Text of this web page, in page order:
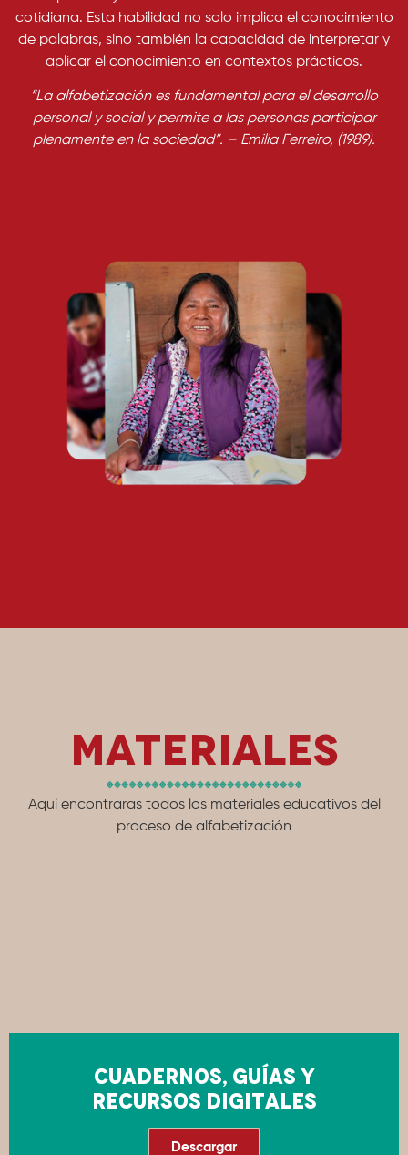
cotidiana. Esta habilidad no solo implica el conocimiento
de palabras, sino también la capacidad de interpretar y
aplicar el conocimiento en contextos prácticos.
“La alfabetización es fundamental para el desarrollo
personal y social y permite a las personas participar
plenamente en la sociedad”. – Emilia Ferreiro, (1989).
Materiales
Aquí encontraras todos los materiales educativos del
proceso de alfabetización
CUADERNOS, GUÍAS Y
RECURSOS DIGITALES
Descargar